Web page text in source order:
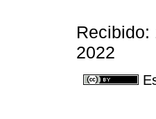
Recibido:
2022